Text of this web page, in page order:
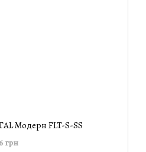
Модерн FLT-S-SS
грн